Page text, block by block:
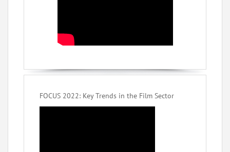
FOCUS 2022: Key Trends in the Film Sector